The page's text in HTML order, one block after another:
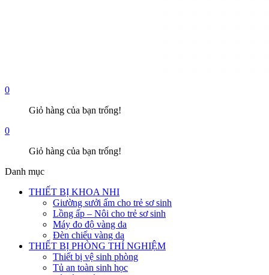
0
Giỏ hàng của bạn trống!
0
Giỏ hàng của bạn trống!
Danh mục
THIẾT BỊ KHOA NHI
Giường sưởi ấm cho trẻ sơ sinh
Lồng ấp – Nôi cho trẻ sơ sinh
Máy đo độ vàng da
Đèn chiếu vàng da
THIẾT BỊ PHÒNG THÍ NGHIỆM
Thiết bị vệ sinh phòng
Tủ an toàn sinh học